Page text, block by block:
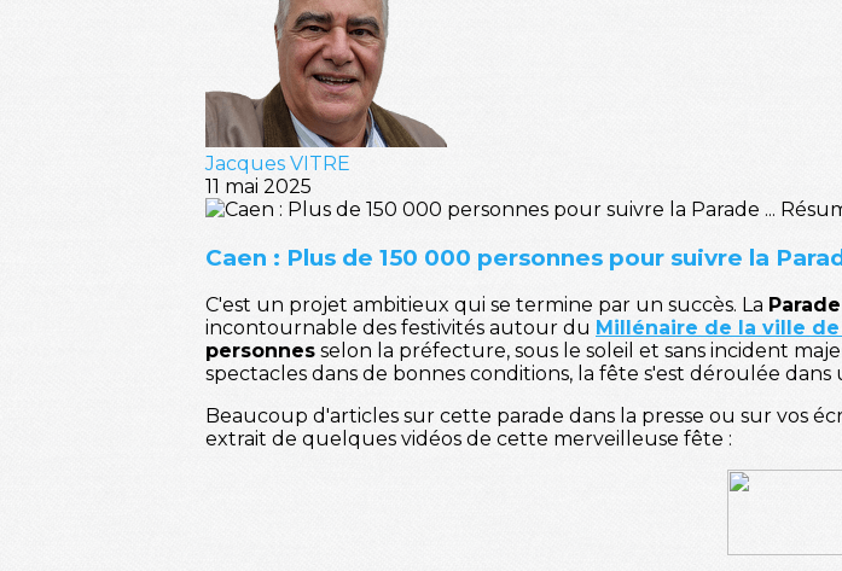
Jacques VITRE
11 mai 2025
Caen : Plus de 150 000 personnes pour suivre la
C'est un projet ambitieux qui se termine par un succès. La
incontournable des festivités autour du Millénaire de la ville de
personnes selon la préfecture, sous le soleil et sans incident
spectacles dans de bonnes conditions, la fête s'est déroulée dans
Beaucoup d'articles sur cette parade dans la presse ou sur vos
extrait de quelques vidéos de cette merveilleuse fête :